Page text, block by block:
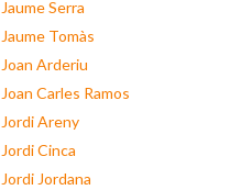
Jaume Serra
Jaume Tomàs
Joan Arderiu
Joan Carles Ramos
Jordi Areny
Jordi Cinca
Jordi Jordana